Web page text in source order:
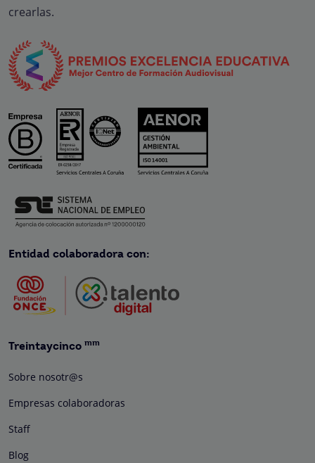
crearlas.
Entidad colaboradora con:
Treintaycinco mm
Sobre nosotr@s
Empresas colaboradoras
Staff
Blog